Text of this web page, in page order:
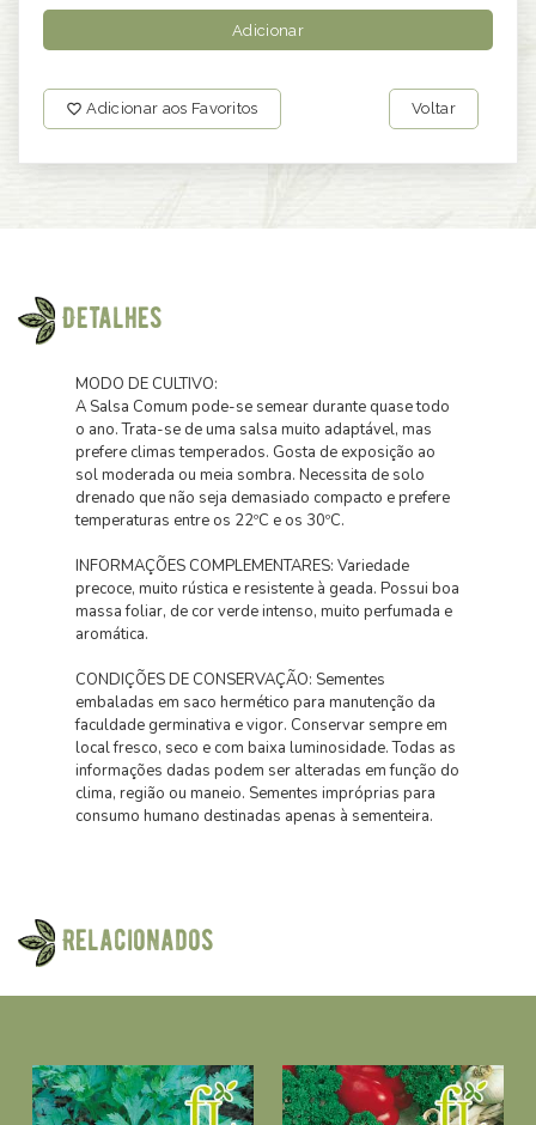
Adicionar
Adicionar aos Favoritos Voltar
Detalhes
MODO DE CULTIVO:
A Salsa Comum pode-se semear durante quase todo
o ano. Trata-se de uma salsa muito adaptável, mas
prefere climas temperados. Gosta de exposição ao
sol moderada ou meia sombra. Necessita de solo
drenado que não seja demasiado compacto e prefere
temperaturas entre os 22ºC e os 30ºC.
INFORMAÇÕES COMPLEMENTARES: Variedade
precoce, muito rústica e resistente à geada. Possui boa
massa foliar, de cor verde intenso, muito perfumada e
aromática.
CONDIÇÕES DE CONSERVAÇÃO: Sementes
embaladas em saco hermético para manutenção da
faculdade germinativa e vigor. Conservar sempre em
local fresco, seco e com baixa luminosidade. Todas as
informações dadas podem ser alteradas em função do
clima, região ou maneio. Sementes impróprias para
consumo humano destinadas apenas à sementeira.
Relacionados